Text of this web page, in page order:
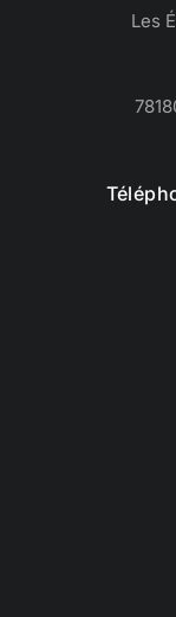
Les